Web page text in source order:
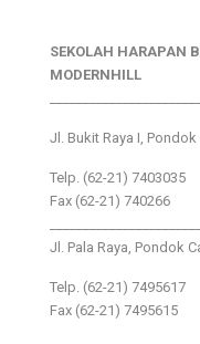
SEKOLAH HARAPAN
MODERNHILL
Jl. Bukit Raya I,
Telp. (62-21) 7403035
Fax (62-21) 740266
Jl. Pala Raya, Pondok
Telp. (62-21) 7495617
Fax (62-21) 7495615